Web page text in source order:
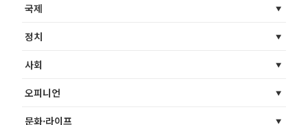
국제
정치
사회
오피니언
문화·라이프